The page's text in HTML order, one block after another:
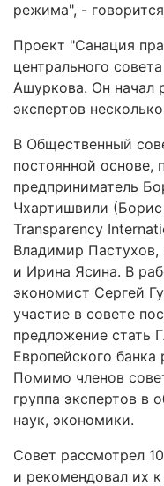
режима", -
Проект "Санация
центрального
Ашуркова. Он начал
экспертов
В Общественный
постоянной
предприниматель
Чхартишвили
Transparency
Владимир
и Ирина Ясина. В
экономист Сергей
участие в совете
предложение стать
Европейского банка
Помимо членов
группа экспертов в
наук, экономики.
Совет рассмотрел
и рекомендовал их